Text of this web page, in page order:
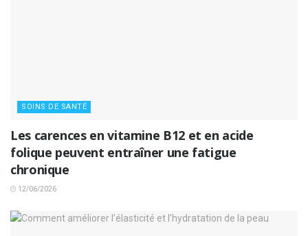
SOINS DE SANTÉ
Les carences en vitamine B12 et en acide
folique peuvent entraîner une fatigue
chronique
12/06/2026